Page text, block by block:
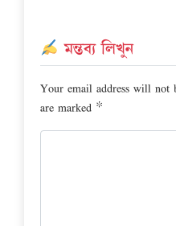
মন্তব্য লিখুন
Your email address will not
are marked *